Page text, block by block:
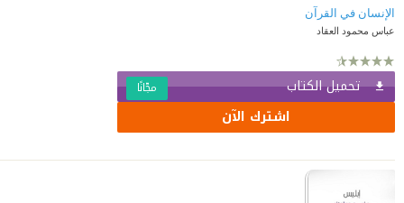
الإنسان في القرآن
عباس محمود العقاد
تحميل الكتاب مجّانًا
اشترك الآن